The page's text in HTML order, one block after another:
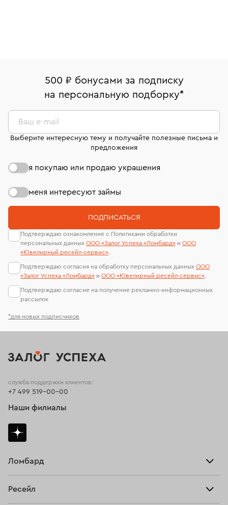
500 ₽ бонусами за подписку
на персональную подборку*
*для новых подписчиков
Ваш e-mail
Выберите интересную тему и получайте полезные письма и
предложения
я покупаю или продаю украшения
меня интересуют займы
ПОДПИСАТЬСЯ
Подтверждаю ознакомление с Политиками обработки
персональных данных ООО «Залог Успеха «Ломбард» и ООО
«Ювелирный ресейл-сервиc».
Подтверждаю согласия на обработку персональных данных ООО
«Залог Успеха «Ломбард» и ООО «Ювелирный ресейл-сервиc».
Подтверждаю согласие на получение рекламно-информационных
рассылок
Ломбард
Ресейл
служба поддержки клиентов:
+7 499 519-00-00
Наши филиалы